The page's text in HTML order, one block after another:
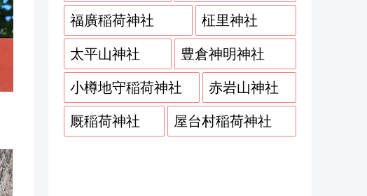
福廣稲荷神社 柾里神社
太平山神社 豊倉神明神社
小樽地守稲荷神社 赤岩山神社
厩稲荷神社 屋台村稲荷神社